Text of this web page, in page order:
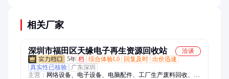
相关厂家
深圳市福田区天缘电子再生资源回收站
洽谈
5年 档 综合体验L0 回复及时 出价迅速
真实性已核验
广东深圳
主营： 网络设备、电子设备、电脑配件、工厂生产废料回收、电